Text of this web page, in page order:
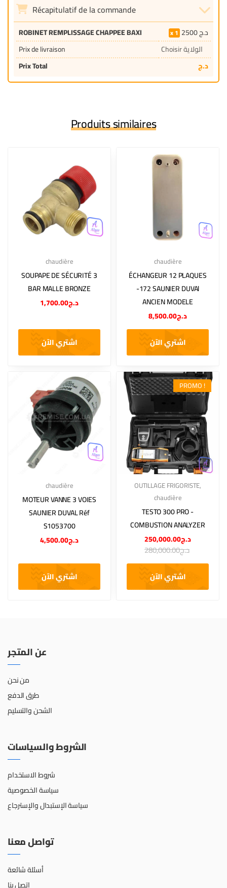
Récapitulatif de la commande
ROBINET REMPLISSAGE CHAPPEE BAXI 1 2500د.ج
Prix de livraison
Choisir الولاية
Prix Total
د.ج
Produits similaires
chaudière
SOUPAPE DE SÉCURITÉ 3
BAR MALLE BRONZE
د.ج1,700.00
اشتري الآن
chaudière
ÉCHANGEUR 12 PLAQUES
-172 SAUNIER DUVAl
ANCIEN MODELE
د.ج8,500.00
اشتري الآن
chaudière
MOTEUR VANNE 3 VOIES
SAUNIER DUVAL Réf
S1053700
د.ج4,500.00
اشتري الآن
PROMO !
OUTILLAGE FRIGORISTE,
chaudière
TESTO 300 PRO -
COMBUSTION ANALYZER
د.ج250,000.00
د.ج280,000.00
اشتري الآن
عن المتجر
من نحن
طرق الدفع
الشحن والتسليم
الشروط والسياسات
شروط الاستخدام
سياسة الخصوصية
سياسة الإستبدال والإسترجاع
تواصل معنا
أسئلة شائعة
اتصل بنا